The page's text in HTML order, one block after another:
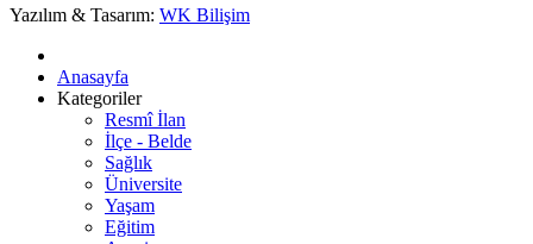
Yazılım & Tasarım: WK Bilişim
Anasayfa
Kategoriler
Resmî İlan
İlçe - Belde
Sağlık
Üniversite
Yaşam
Eğitim